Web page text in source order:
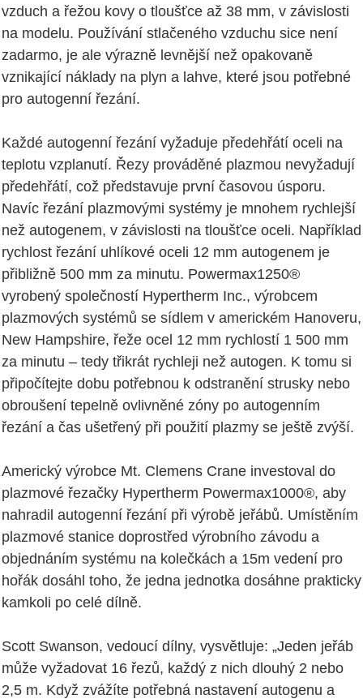
vzduch a řežou kovy o tloušťce až 38 mm, v závislosti
na modelu. Používání stlačeného vzduchu sice není
zadarmo, je ale výrazně levnější než opakovaně
vznikající náklady na plyn a lahve, které jsou potřebné
pro autogenní řezání.
Každé autogenní řezání vyžaduje předehřátí oceli na
teplotu vzplanutí. Řezy prováděné plazmou nevyžadují
předehřátí, což představuje první časovou úsporu.
Navíc řezání plazmovými systémy je mnohem rychlejší
než autogenem, v závislosti na tloušťce oceli. Například
rychlost řezání uhlíkové oceli 12 mm autogenem je
přibližně 500 mm za minutu. Powermax1250®
vyrobený společností Hypertherm Inc., výrobcem
plazmových systémů se sídlem v americkém Hanoveru,
New Hampshire, řeže ocel 12 mm rychlostí 1 500 mm
za minutu – tedy třikrát rychleji než autogen. K tomu si
připočítejte dobu potřebnou k odstranění strusky nebo
obroušení tepelně ovlivněné zóny po autogenním
řezání a čas ušetřený při použití plazmy se ještě zvýší.
Americký výrobce Mt. Clemens Crane investoval do
plazmové řezačky Hypertherm Powermax1000®, aby
nahradil autogenní řezání při výrobě jeřábů. Umístěním
plazmové stanice doprostřed výrobního závodu a
objednáním systému na kolečkách a 15m vedení pro
hořák dosáhl toho, že jedna jednotka dosáhne prakticky
kamkoli po celé dílně.
Scott Swanson, vedoucí dílny, vysvětluje: „Jeden jeřáb
může vyžadovat 16 řezů, každý z nich dlouhý 2 nebo
2,5 m. Když zvážíte potřebná nastavení autogenu a